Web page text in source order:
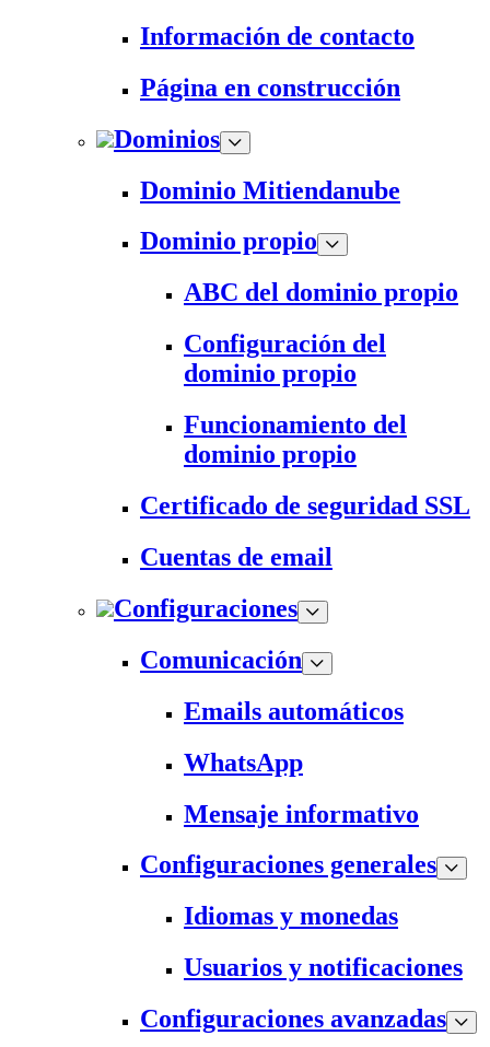
Información de contacto
Página en construcción
Dominios
Dominio Mitiendanube
Dominio propio
ABC del dominio propio
Configuración del
dominio propio
Funcionamiento del
dominio propio
Certificado de seguridad SSL
Cuentas de email
Configuraciones
Comunicación
Emails automáticos
WhatsApp
Mensaje informativo
Configuraciones generales
Idiomas y monedas
Usuarios y notificaciones
Configuraciones avanzadas